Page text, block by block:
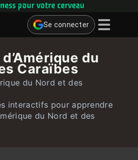
pour votre cerveau
Se connecter
du
Caraïbes
du Nord et des
interactifs pour apprendre
du Nord et des